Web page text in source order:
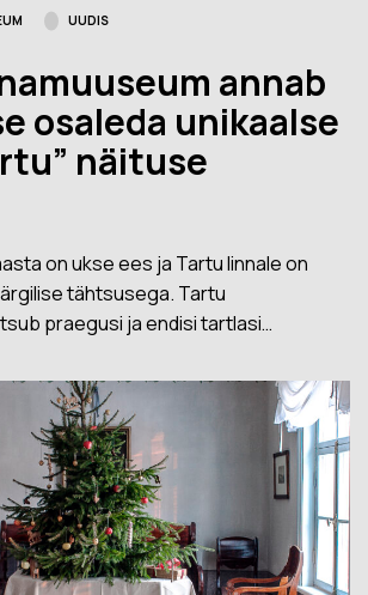
UUDIS
annab
osaleda unikaalse
näituse
on ukse ees ja Tartu linnale on
tähtsusega. Tartu
praegusi ja endisi tartlasi…